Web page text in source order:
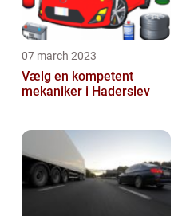
07 march 2023
Vælg en kompetent
mekaniker i Haderslev